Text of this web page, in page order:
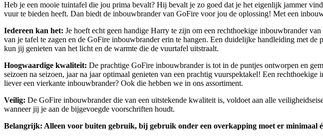
Heb je een mooie tuintafel die jou prima bevalt? Hij bevalt je zo goed dat je het eigenlijk jammer
vuur te bieden heeft. Dan biedt de inbouwbrander van GoFire voor jou de oplossing! Met een
Iedereen kan het: Je hoeft echt geen handige Harry te zijn om een rechthoekige inbouwbrander
van je tafel te zagen en de GoFire inbouwbrander erin te hangen. Een duidelijke handleiding met
kun jij genieten van het licht en de warmte die de vuurtafel uitstraalt.
Hoogwaardige kwaliteit: De prachtige GoFire inbouwbrander is tot in de puntjes ontworpen en
seizoen na seizoen, jaar na jaar optimaal genieten van een prachtig vuurspektakel! Een
liever een vierkante inbouwbrander? Ook die hebben we in ons assortiment.
Veilig: De GoFire inbouwbrander die van een uitstekende kwaliteit is, voldoet aan alle
wanneer jij je aan de bijgevoegde voorschriften houdt.
Belangrijk: Alleen voor buiten gebruik, bij gebruik onder een overkapping moet er minimaal